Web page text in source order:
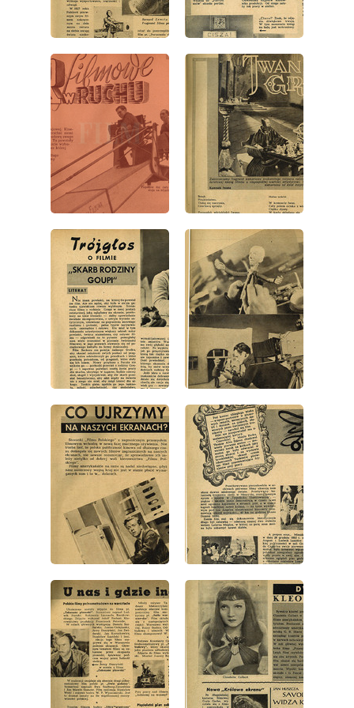
wydanie: 1/1946 wydanie: 1/1946
wydanie: 1/1946 wydanie: 1/1946
wydanie: 1/1946 wydanie: 1/1946
wydanie: 1/1946 wydanie: 1/1946